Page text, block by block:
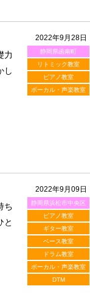
2022年9月28日
静岡県函南町
リトミック教室
ピアノ教室
ボーカル・声楽教室
力
し
2022年9月09日
静岡県浜松市中央区
ピアノ教室
ギター教室
ベース教室
ドラム教室
ボーカル・声楽教室
DTM
ち
と